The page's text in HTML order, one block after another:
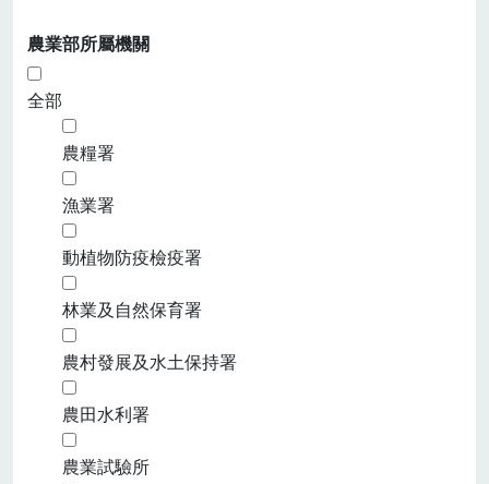
農業部所屬機關
全部
農糧署
漁業署
動植物防疫檢疫署
林業及自然保育署
農村發展及水土保持署
農田水利署
農業試驗所